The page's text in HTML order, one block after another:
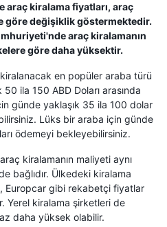
kiralama fiyatları, araç
göre değişiklik göstermektedir.
araç kiralamanın
göre daha yüksektir.
en popüler araba türü
ila 150 ABD Doları arasında
günde yaklaşık 35 ila 100 dolar
Lüks bir araba için günde
ödemeyi bekleyebilirsiniz.
kiralamanın maliyeti aynı
bağlıdır. Ülkedeki kiralama
Europcar gibi rekabetçi fiyatlar
Yerel kiralama şirketleri de
daha yüksek olabilir.